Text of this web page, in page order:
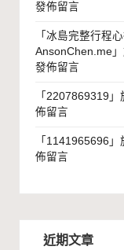
發佈留言
「 冰島完整行程
AnsonChen.me
發佈留言
「 2207869319 」
佈留言
「 1141965696 」
佈留言
近期文章